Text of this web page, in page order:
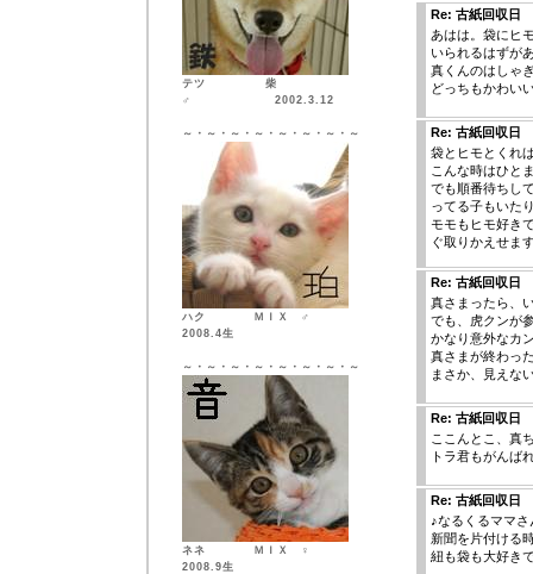
テツ 柴
♂ 2002.3.12
～・～・～・～・～・～・～・～
ハク ＭＩＸ ♂
2008.4生
～・～・～・～・～・～・～・～
ネネ ＭＩＸ ♀
2008.9生
Re: 古紙回収日
あはは。袋にヒ
いられるはずが
真くんのはしゃ
どっちもかわい
Re: 古紙回収日
袋とヒモとくれ
こんな時はひと
でも順番待ちし
ってる子もいた
モモもヒモ好き
ぐ取りかえせま
Re: 古紙回収日
真さまったら、
でも、虎クンが
かなり意外なカ
真さまが終わっ
まさか、見えな
Re: 古紙回収日
ここんとこ、真
トラ君もがんば
Re: 古紙回収日
♪なるくるママさ
新聞を片付ける
紐も袋も大好き